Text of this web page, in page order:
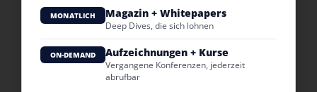
MONATLICH Magazin + Whitepapers
Deep Dives, die sich lohnen
ON-DEMAND Aufzeichnungen + Kurse
Vergangene Konferenzen, jederzeit
abrufbar